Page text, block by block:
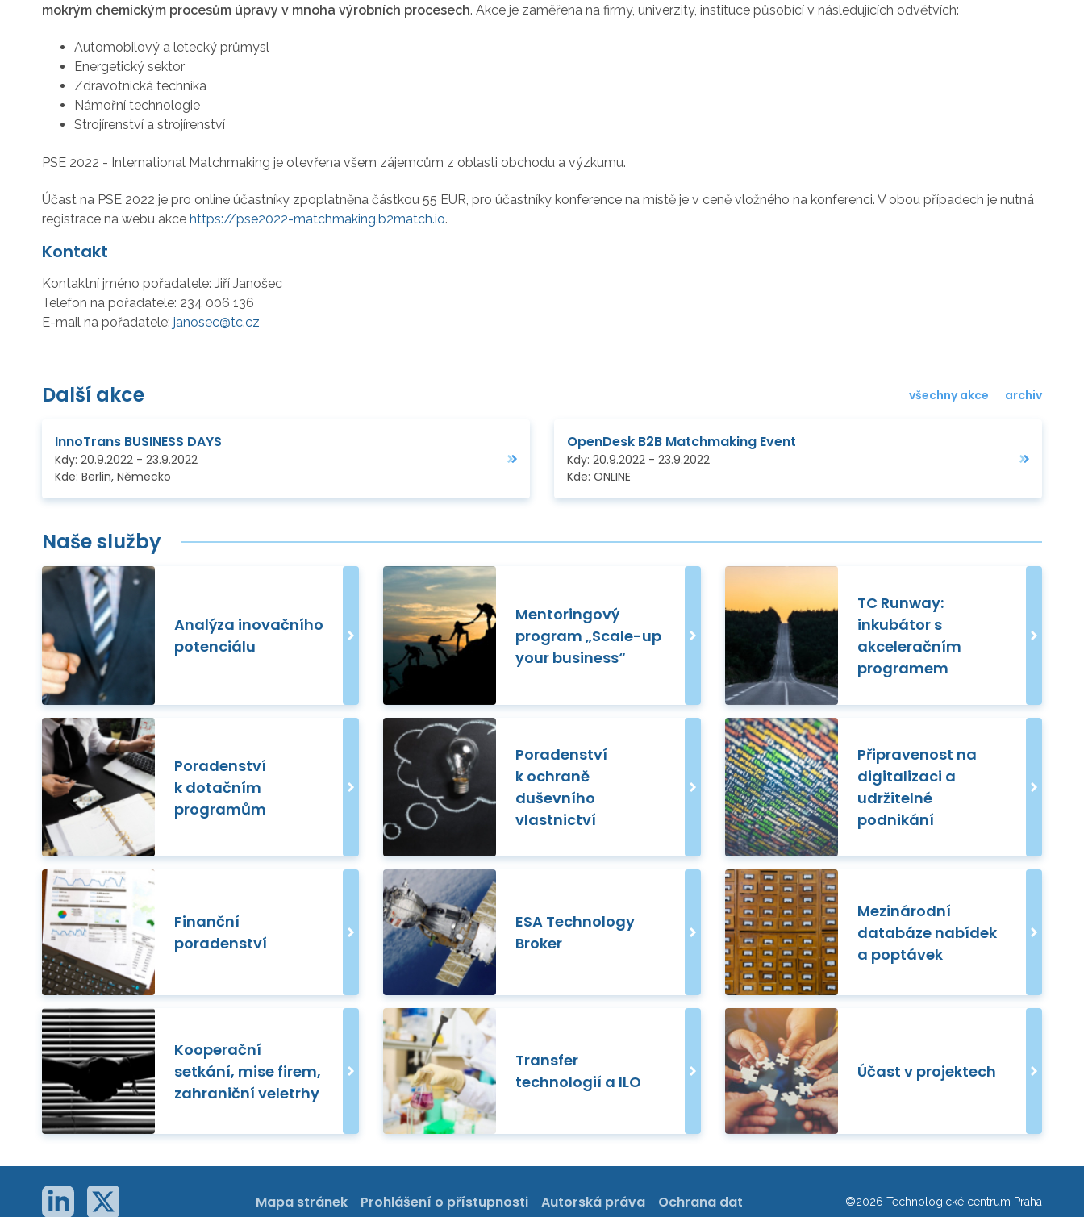
mokrým chemickým procesům úpravy v mnoha výrobních procesech. Akce je zaměřena na firmy, univerzity, instituce působící v následujících odvětvích:
Automobilový a letecký průmysl
Energetický sektor
Zdravotnická technika
Námořní technologie
Strojírenství a strojírenství
PSE 2022 - International Matchmaking je otevřena všem zájemcům z oblasti obchodu a výzkumu.
Účast na PSE 2022 je pro online účastníky zpoplatněna částkou 55 EUR, pro účastníky konference na místě je v ceně vložného na konferenci. V obou případech je nutná
registrace na webu akce https://pse2022-matchmaking.b2match.io.
Kontakt
Kontaktní jméno pořadatele: Jiří Janošec
Telefon na pořadatele: 234 006 136
E-mail na pořadatele: janosec@tc.cz
Další akce všechny akce archiv
InnoTrans BUSINESS DAYS
Kdy: 20.9.2022 - 23.9.2022
Kde: Berlin, Německo
OpenDesk B2B Matchmaking Event
Kdy: 20.9.2022 - 23.9.2022
Kde: ONLINE
Naše služby
Analýza inovačního
potenciálu
Mentoringový
program „Scale-up
your business“
TC Runway:
inkubátor s
akceleračním
programem
Poradenství
k dotačním
programům
Poradenství
k ochraně
duševního
vlastnictví
Připravenost na
digitalizaci a
udržitelné
podnikání
Finanční
poradenství
ESA Technology
Broker
Mezinárodní
databáze nabídek
a poptávek
Kooperační
setkání, mise firem,
zahraniční veletrhy
Transfer
technologií a ILO
Účast v projektech
Mapa stránek Prohlášení o přístupnosti Autorská práva Ochrana dat ©2026 Technologické centrum Praha